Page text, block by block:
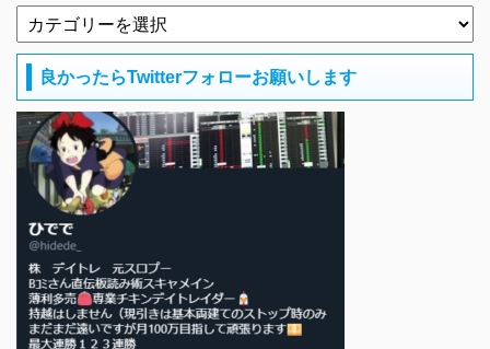
良かったらTwitterフォローお願いします